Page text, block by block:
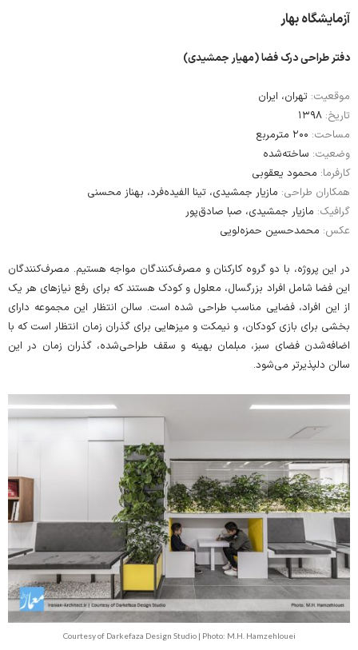
آزمایشگاه بهار
دفتر طراحی درک فضا (مهیار جمشیدی)
موقعیت: تهران، ایران
تاریخ:
مساحت:
وضعیت: ساخته‌شده
کارفرما: محمود یعقوبی
همکاران طراحی: مازیار جمشیدی، تینا الفیده‌فرد، بهناز محسنی
گرافیک: مازیار جمشیدی، صبا صادق‌پور
عکس: محمدحسین حمزه‌لویی
در این پروژه، با دو گروه کارکنان و مصرف‌کنندگان مواجه هستیم. مصرف‌‌کنندگان
این فضا شامل افراد بزرگسال، معلول و کودک هستند که برای رفع نیازهای هر یک
از این افراد، فضایی مناسب طراحی شده است. سالن انتظار این مجموعه دارای
بخشی برای بازی کودکان، و نیمکت و میز‌هایی برای گذران زمان انتظار است که با
اضافه‌شدن فضای سبز، مبلمان بهینه و سقف طراحی‌شده، گذران زمان در این
سالن دلپذیرتر می‌شود.
Courtesy of Darkefaza Design Studio | Photo: M.H. Hamzehlouei